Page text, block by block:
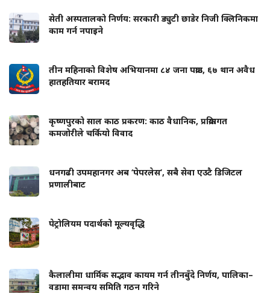
सेती अस्पतालको निर्णय: सरकारी ड्युटी छाडेर निजी क्लिनिकमा
काम गर्न नपाइने
तीन महिनाको विशेष अभियानमा ८४ जना पक्राउ, ६७ थान अवैध
हातहतियार बरामद
कृष्णपुरको साल काठ प्रकरण: काठ वैधानिक, प्रक्रियागत
कमजोरीले चर्कियो विवाद
धनगढी उपमहानगर अब ‘पेपरलेस’, सबै सेवा एउटै डिजिटल
प्रणालीबाट
पेट्रोलियम पदार्थको मूल्यवृद्धि
कैलालीमा धार्मिक सद्भाव कायम गर्न तीनबुँदे निर्णय, पालिका–
वडामा समन्वय समिति गठन गरिने